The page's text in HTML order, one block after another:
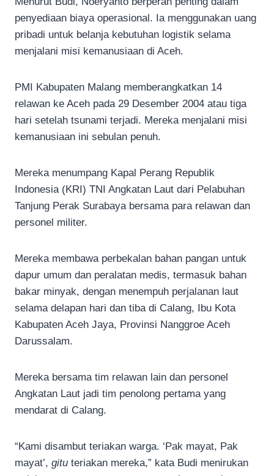
penyediaan biaya operasional. Ia menggunakan uang
pribadi untuk belanja kebutuhan logistik selama
menjalani misi kemanusiaan di Aceh.
PMI Kabupaten Malang memberangkatkan 14
relawan ke Aceh pada 29 Desember 2004 atau tiga
hari setelah tsunami terjadi. Mereka menjalani misi
kemanusiaan ini sebulan penuh.
Mereka menumpang Kapal Perang Republik
Indonesia (KRI) TNI Angkatan Laut dari Pelabuhan
Tanjung Perak Surabaya bersama para relawan dan
personel militer.
Mereka membawa perbekalan bahan pangan untuk
dapur umum dan peralatan medis, termasuk bahan
bakar minyak, dengan menempuh perjalanan laut
selama delapan hari dan tiba di Calang, Ibu Kota
Kabupaten Aceh Jaya, Provinsi Nanggroe Aceh
Darussalam.
Mereka bersama tim relawan lain dan personel
Angkatan Laut jadi tim penolong pertama yang
mendarat di Calang.
“Kami disambut teriakan warga. ‘Pak mayat, Pak
mayat’, gitu teriakan mereka,” kata Budi menirukan